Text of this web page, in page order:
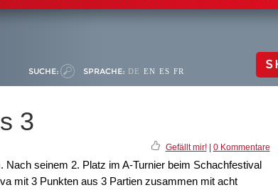
SUCHE: SPRACHE: DE EN ES FR
3
Gefällt mir!| 0 Kommentare
seinem 2. Platz im A-Turnier beim Schachfestival
mit 3 Punkten aus 3 Partien zusammen mit acht